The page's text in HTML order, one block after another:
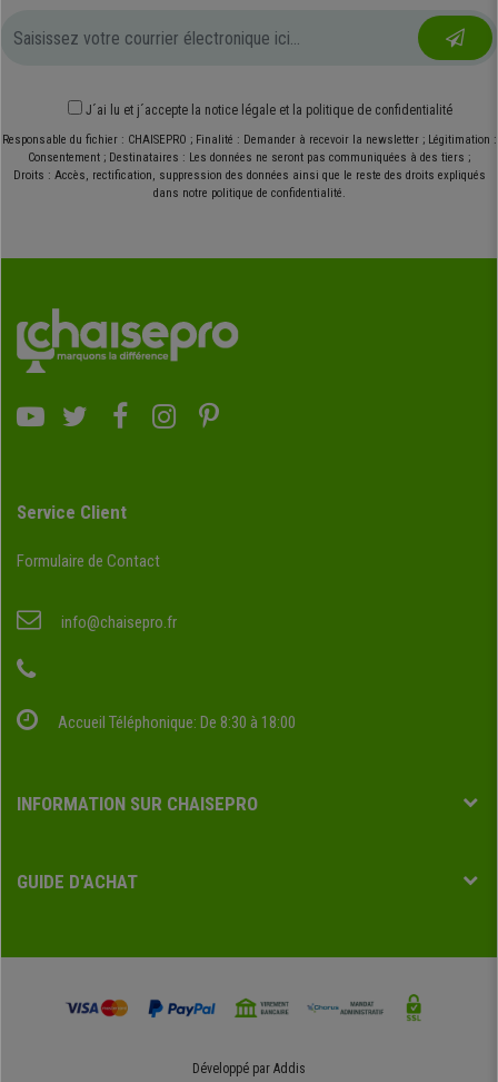
J´ai lu et j´accepte la notice légale et la politique de confidentialité
Responsable du fichier : CHAISEPRO ; Finalité : Demander à recevoir la newsletter ; Légitimation :
Consentement ; Destinataires : Les données ne seront pas communiquées à des tiers ;
Droits : Accès, rectification, suppression des données ainsi que le reste des droits expliqués
dans notre politique de confidentialité.
Service Client
Formulaire de Contact
info@chaisepro.fr
Accueil Téléphonique: De 8:30 à 18:00
INFORMATION SUR CHAISEPRO
GUIDE D'ACHAT
Développé par Addis